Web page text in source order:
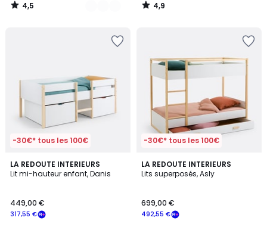
4,5
/
4,9
/
-30€* tous les 100€
LA REDOUTE INTERIEURS
Lit mi-hauteur enfant, Danis
317,55 €
449,00 €
4,4
/ 5
-30€* tous les 100€
LA REDOUTE INTERIEURS
Lits superposés, Asly
492,55 €
699,00 €
5
/